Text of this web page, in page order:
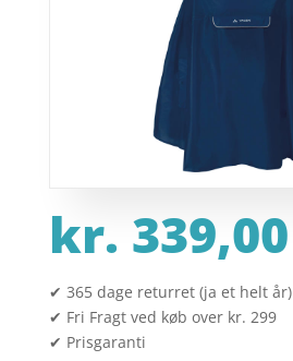
kr. 339,00
✔ 365 dage returret (ja et helt år)
✔ Fri Fragt ved køb over kr. 299
✔ Prisgaranti